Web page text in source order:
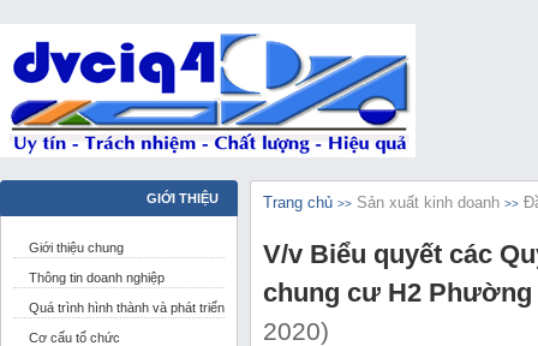
GIỚI THIỆU
Giới thiệu chung
Thông tin doanh nghiệp
Quá trình hình thành và phát triển
Cơ cấu tổ chức
Trang chủ >> Sản xuất kinh doanh >>
V/v Biểu quyết các
chung cư H2 Phường
2020)